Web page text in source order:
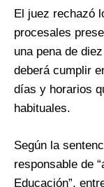
El juez rechazó
procesales
una pena de
deberá cumplir
días y horarios
habituales.
Según la
responsable de
Educación”,